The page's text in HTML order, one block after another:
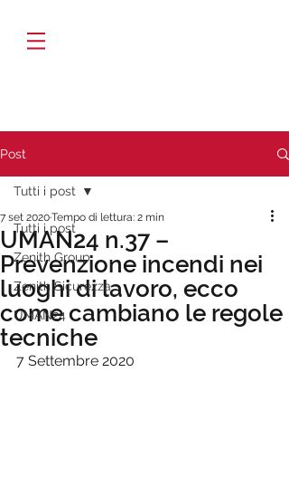
Post
Tutti i post
Zenith Group
Zenith Sicurezza
UMAN24
Tutti i post
UMAN24 n.37 –
Prevenzione incendi nei
luoghi di lavoro, ecco
come cambiano le regole
tecniche
7 set 2020Tempo di lettura: 2 min
7 Settembre 2020